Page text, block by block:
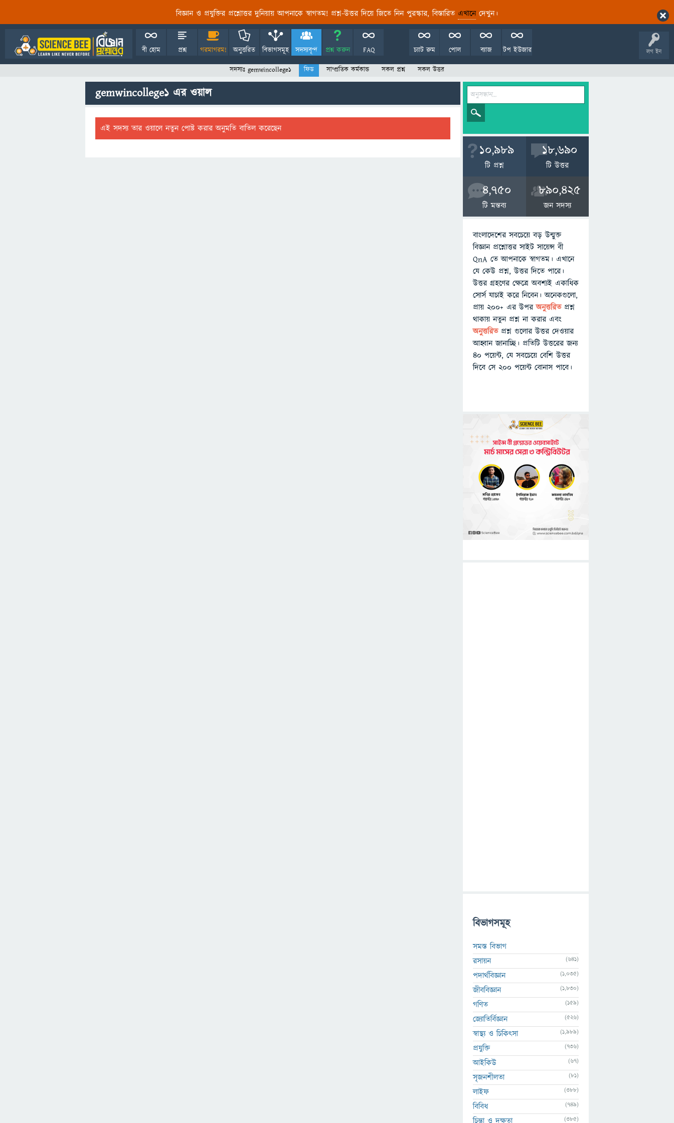
বিজ্ঞান ও প্রযুক্তির প্রশ্নোত্তর দুনিয়ায় আপনাকে স্বাগতম! প্রশ্ন-উত্তর দিয়ে জিতে নিন পুরস্কার, বিস্তারিত এখানেদেখুন।
লগ ইন
বী হোম প্রশ্ন গরমাগরম! অনুত্তরিত বিভাগসমূহ সদস্যবৃন্দ প্রশ্ন করুন FAQ টপ ইউজার
ব্যাজ
পোল
চ্যাট রুম
সদস্যঃ gemwincollege1 ফিড সাম্প্রতিক কর্মকান্ড সকল প্রশ্ন সকল উত্তর
gemwincollege1 এর ওয়াল
এই সদস্য তার ওয়ালে নতুন পোষ্ট করার অনুমতি বাতিল করেছেন
10,989
টি প্রশ্ন
18,690
টি উত্তর
4,750
টি মন্তব্য
890,425
জন সদস্য
বাংলাদেশের সবচেয়ে বড় উন্মুক্ত
বিজ্ঞান প্রশ্নোত্তর সাইট সায়েন্স বী
QnA তে আপনাকে স্বাগতম। এখানে
যে কেউ প্রশ্ন, উত্তর দিতে পারে।
উত্তর গ্রহণের ক্ষেত্রে অবশ্যই একাধিক
সোর্স যাচাই করে নিবেন। অনেকগুলো,
প্রায় ২০০+ এর উপরঅনুত্তরিতপ্রশ্ন
থাকায় নতুন প্রশ্ন না করার এবং
অনুত্তরিত প্রশ্ন গুলোর উত্তর দেওয়ার
আহ্বান জানাচ্ছি। প্রতিটি উত্তরের জন্য
৪০ পয়েন্ট, যে সবচেয়ে বেশি উত্তর
দিবে সে ২০০ পয়েন্ট বোনাস পাবে।
বিভাগসমূহ
সমস্ত বিভাগ
রসায়ন
(641)
পদার্থবিজ্ঞান (1,035)
জীববিজ্ঞান (1,830)
গণিত (159)
জ্যোতির্বিজ্ঞান (526)
স্বাস্থ্য ও চিকিৎসা (1,989)
প্রযুক্তি (736)
আইকিউ (67)
সৃজনশীলতা (81)
লাইফ (388)
বিবিধ (749)
চিন্তা ও দক্ষতা (385)